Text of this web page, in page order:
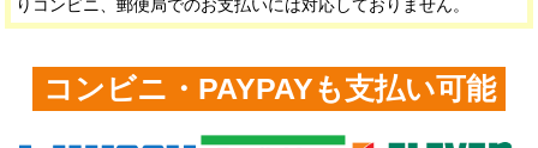
りコンビニ、郵便局でのお支払いには対応しておりません。
コンビニ・PAYPAYも支払い可能